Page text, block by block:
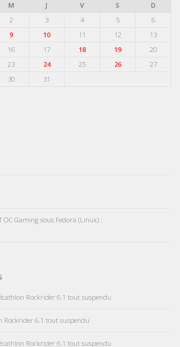
M J V S
D
2 3 4 5
6
9 10 11 12
13
16 17 18 19
20
23 24 25 26
27
30
31
OC Gaming sous Fedora (Linux) :
Rockrider 6.1 tout suspendu
Rockrider 6.1 tout suspendu
Rockrider 6.1 tout suspendu